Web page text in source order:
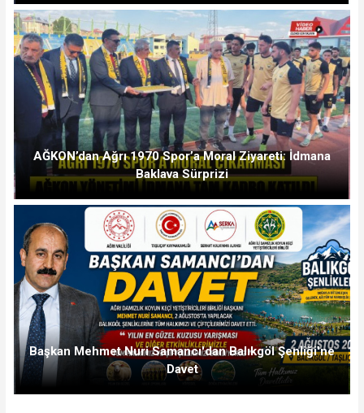
AĞKON’dan Ağrı 1970 Spor’a Moral Ziyareti: İdmana
Baklava Sürprizi
Başkan Mehmet Nuri Samancı'dan Balıkgöl Şenliği'ne
Davet